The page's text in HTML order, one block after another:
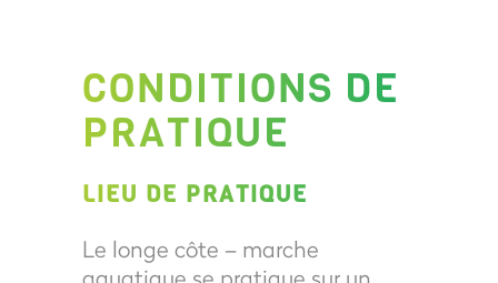
CONDITIONS DE
PRATIQUE
LIEU DE PRATIQUE
Le longe côte – marche